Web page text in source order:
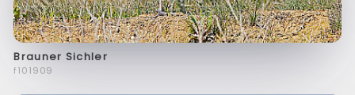
Brauner Sichler
f101909